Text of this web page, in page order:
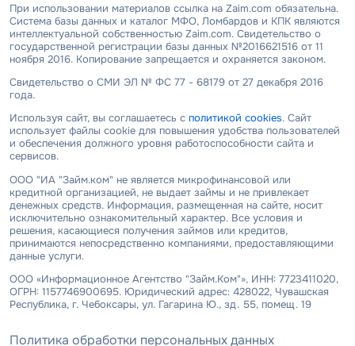
При использовании материалов ссылка на Zaim.com обязательна.
Система базы данных и каталог МФО, Ломбардов и КПК являются
интеллектуальной собственностью Zaim.com. Свидетельство о
государственной регистрации базы данных №2016621516 от 11
ноября 2016. Копирование запрещается и охраняется законом.
Свидетельство о СМИ ЭЛ № ФС 77 - 68179 от 27 декабря 2016
года.
Используя сайт, вы соглашаетесь с политикой cookies. Сайт
использует файлы cookie для повышения удобства пользователей
и обеспечения должного уровня работоспособности сайта и
сервисов.
ООО "ИА "Займ.ком" не является микрофинансовой или
кредитной организацией, не выдает займы и не привлекает
денежных средств. Информация, размещенная на сайте, носит
исключительно ознакомительный характер. Все условия и
решения, касающиеся получения займов или кредитов,
принимаются непосредственно компаниями, предоставляющими
данные услуги.
ООО «Информационное Агентство "Займ.Ком"», ИНН: 7723411020,
ОГРН: 1157746900695. Юридический адрес: 428022, Чувашская
Республика, г. Чебоксары, ул. Гагарина Ю., зд. 55, помещ. 19
Политика обработки персональных данных